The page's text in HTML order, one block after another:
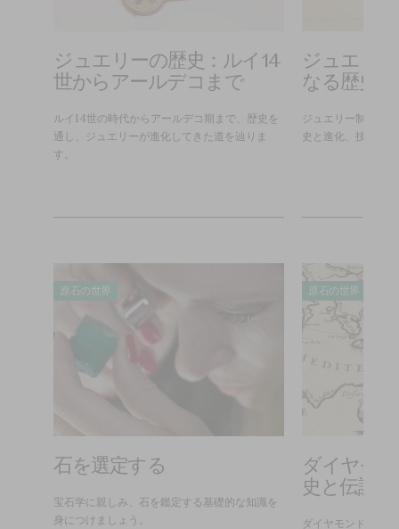
ジュエリーの歴史：ルイ14
世からアールデコまで
ルイ14世の時代からアールデコ期まで、歴史を
通し、ジュエリーが進化してきた道を辿りま
す。
ジュエリ
なる歴史
ジュエリー制作の
史と進化、技術を
原石の世界
石を選定する
宝石学に親しみ、石を鑑定する基礎的な知識を
身につけましょう。
原石の世界
ダイヤモ
史と伝説
ダイヤモンドにま